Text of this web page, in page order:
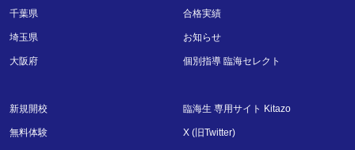
千葉県
埼玉県
大阪府
新規開校
無料体験
合格実績
お知らせ
個別指導 臨海セレクト
臨海生 専用サイト Kitazo
X (旧Twitter)